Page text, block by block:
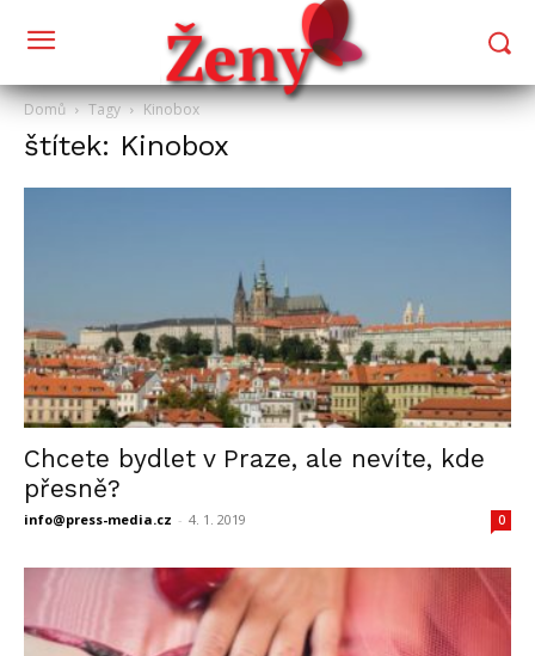
Domů Tagy Kinobox
štítek: Kinobox
Chcete bydlet v Praze, ale nevíte, kde
přesně?
info@press-media.cz - 4. 1. 2019 0